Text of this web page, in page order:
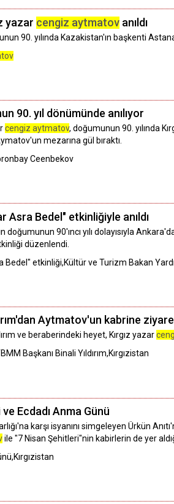
yazar cengiz aytmatov anıldı
90. yılında Kazakistan'ın başkenti
90. yıl dönümünde anılıyor
cengiz aytmatov, doğumunun 90. yılında
mezarına gül bıraktı.
Ceenbekov
Asra Bedel" etkinliğiyle anıldı
doğumunun 90'ıncı yılı dolayısıyla
düzenlendi.
etkinliği,Kültür ve Turizm Bakan
Aytmatov'un kabrine
ve beraberindeki heyet, Kırgız yazar
Başkanı Binali Yıldırım,Kırgızistan
Ecdadı Anma Günü
karşı isyanını simgeleyen Ürkün
ile "7 Nisan Şehitleri"nin kabirlerin de yer